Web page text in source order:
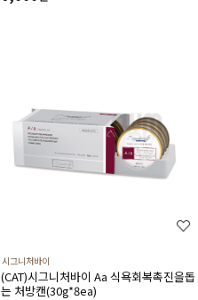
시그니처바이
(CAT)시그니처바이 Aa 식욕회복촉진을돕
는 처방캔(30g*8ea)